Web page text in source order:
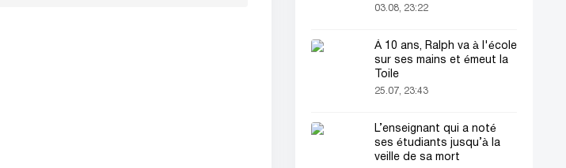
dans l’ADN humain
03.08, 23:22
À 10 ans, Ralph va à l'école
sur ses mains et émeut la
Toile
25.07, 23:43
L’enseignant qui a noté
ses étudiants jusqu’à la
veille de sa mort